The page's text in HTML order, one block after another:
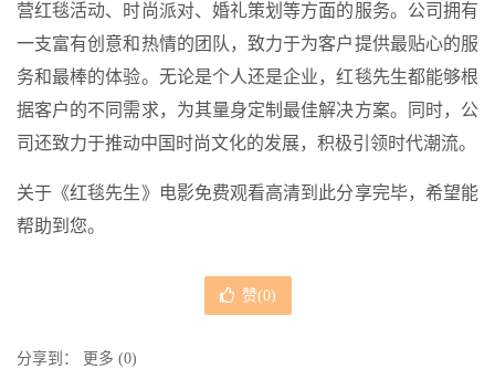
营红毯活动、时尚派对、婚礼策划等方面的服务。公司拥有
一支富有创意和热情的团队，致力于为客户提供最贴心的服
务和最棒的体验。无论是个人还是企业，红毯先生都能够根
据客户的不同需求，为其量身定制最佳解决方案。同时，公
司还致力于推动中国时尚文化的发展，积极引领时代潮流。
关于《红毯先生》电影免费观看高清到此分享完毕，希望能
帮助到您。
赞(0)
分享到： 更多 (0)